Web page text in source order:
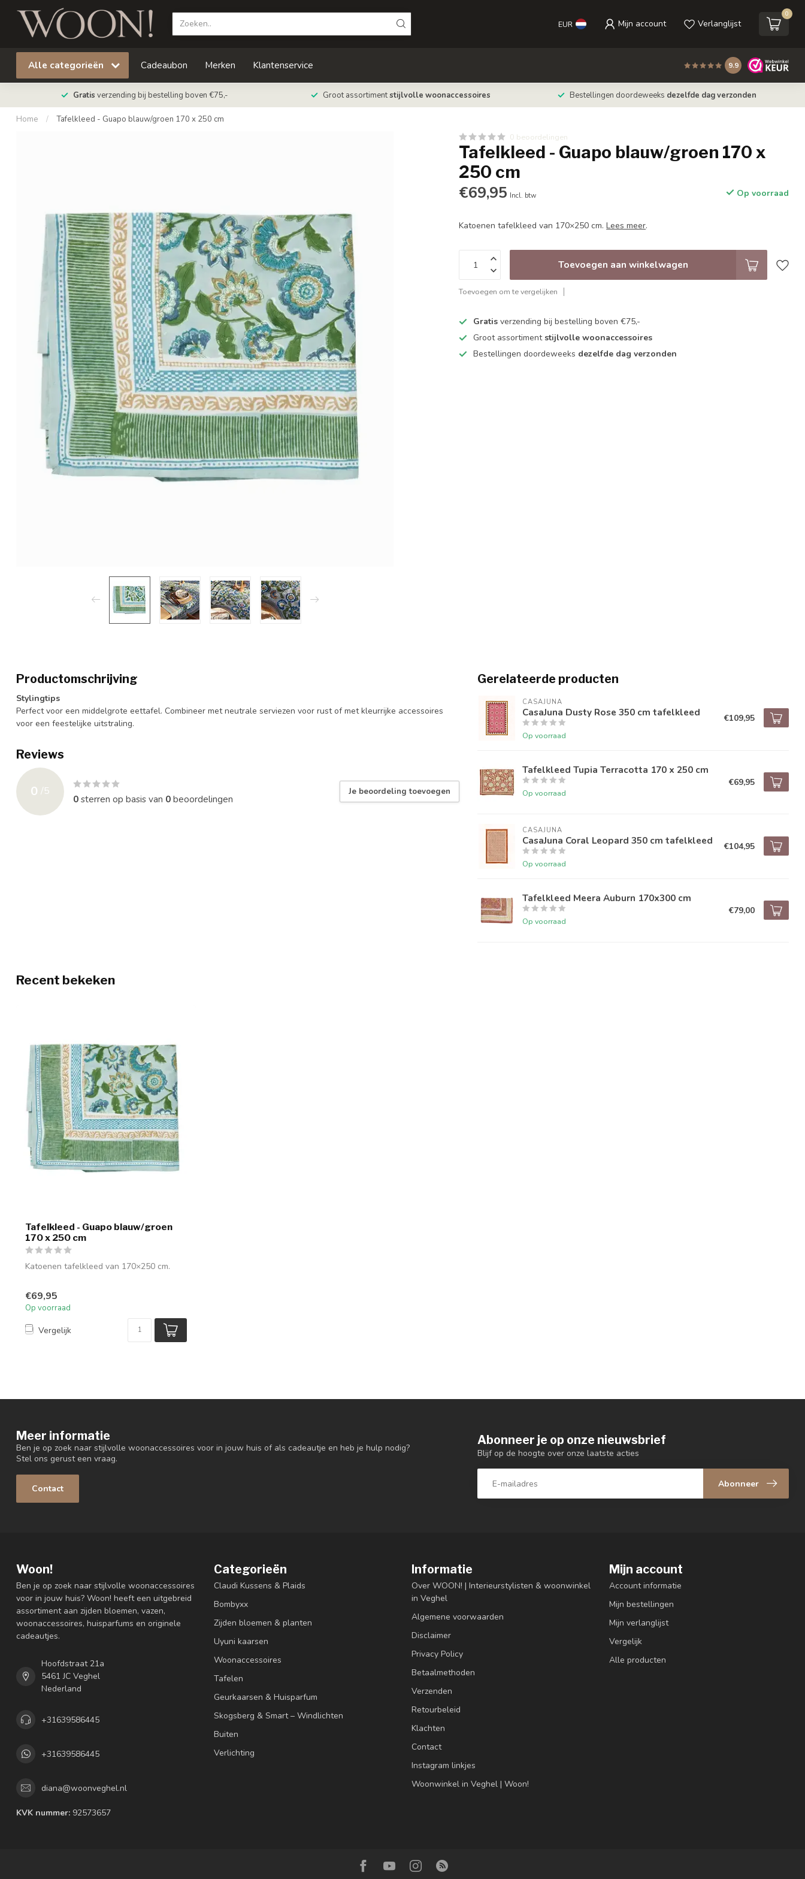
EUR Mijn account Verlanglijst
0
Alle categorieën Cadeaubon Merken Klantenservice 9.9
Gratis verzending bij bestelling boven €75,- Groot assortimentstijlvolle woonaccessoires Bestellingen doordeweeks dezelfde dag verzonden
Home / Tafelkleed - Guapo blauw/groen 170 x 250 cm
0 beoordelingen
Tafelkleed - Guapo blauw/groen 170 x
250 cm
€69,95 Incl. btw Op voorraad
Katoenen tafelkleed van 170×250 cm.Lees meer.
Toevoegen aan winkelwagen
Toevoegen om te vergelijken
Gratis verzending bij bestelling boven €75,-
Groot assortiment stijlvolle woonaccessoires
Bestellingen doordeweeks dezelfde dag verzonden
Productomschrijving
Stylingtips
Perfect voor een middelgrote eettafel. Combineer met neutrale serviezen voor rust of met kleurrijke accessoires
voor een feestelijke uitstraling.
Reviews
0 /5
0sterren op basis van 0beoordelingen
Je beoordeling toevoegen
Gerelateerde producten
CASAJUNA
CasaJuna Dusty Rose 350 cm tafelkleed
Op voorraad
€109,95
Tafelkleed Tupia Terracotta 170 x 250 cm
Op voorraad
€69,95
CASAJUNA
CasaJuna Coral Leopard 350 cm tafelkleed
Op voorraad
€104,95
Tafelkleed Meera Auburn 170x300 cm
Op voorraad
€79,00
Recent bekeken
Tafelkleed - Guapo blauw/groen
170 x 250 cm
Katoenen tafelkleed van 170×250 cm.
€69,95
Op voorraad
Vergelijk
Meer informatie
Ben je op zoek naar stijlvolle woonaccessoires voor in jouw huis of als cadeautje en heb je hulp nodig?
Stel ons gerust een vraag.
Contact
Abonneer je op onze nieuwsbrief
Blijf op de hoogte over onze laatste acties
Abonneer
Woon!
Ben je op zoek naar stijlvolle woonaccessoires
voor in jouw huis? Woon! heeft een uitgebreid
assortiment aan zijden bloemen, vazen,
woonaccessoires, huisparfums en originele
cadeautjes.
Hoofdstraat 21a
5461 JC Veghel
Nederland
+31639586445
+31639586445
diana@woonveghel.nl
KVK nummer: 92573657
Categorieën
Claudi Kussens & Plaids
Bombyxx
Zijden bloemen & planten
Uyuni kaarsen
Woonaccessoires
Tafelen
Geurkaarsen & Huisparfum
Skogsberg & Smart – Windlichten
Buiten
Verlichting
Informatie
Over WOON! | Interieurstylisten & woonwinkel
in Veghel
Algemene voorwaarden
Disclaimer
Privacy Policy
Betaalmethoden
Verzenden
Retourbeleid
Klachten
Contact
Instagram linkjes
Woonwinkel in Veghel | Woon!
Mijn account
Account informatie
Mijn bestellingen
Mijn verlanglijst
Vergelijk
Alle producten